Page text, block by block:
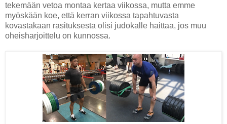
tekemään vetoa montaa kertaa viikossa, mutta emme
myöskään koe, että kerran viikossa tapahtuvasta
kovastakaan rasituksesta olisi judokalle haittaa, jos muu
oheisharjoittelu on kunnossa.